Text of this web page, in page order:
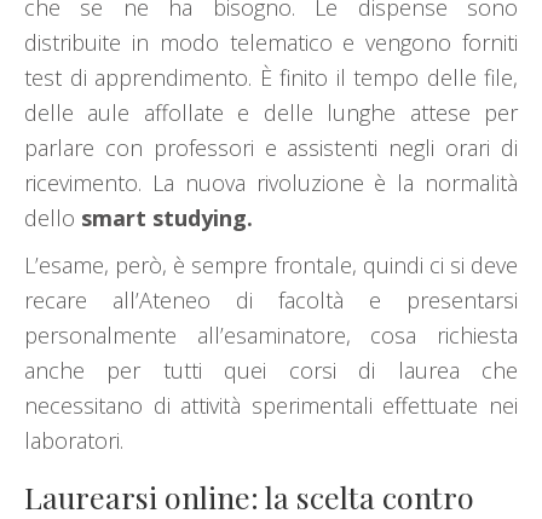
che se ne ha bisogno. Le dispense sono
distribuite in modo telematico e vengono forniti
test di apprendimento. È finito il tempo delle file,
delle aule affollate e delle lunghe attese per
parlare con professori e assistenti negli orari di
ricevimento. La nuova rivoluzione è la normalità
dello smart studying.
L’esame, però, è sempre frontale, quindi ci si deve
recare all’Ateneo di facoltà e presentarsi
personalmente all’esaminatore, cosa richiesta
anche per tutti quei corsi di laurea che
necessitano di attività sperimentali effettuate nei
laboratori.
Laurearsi online: la scelta contro